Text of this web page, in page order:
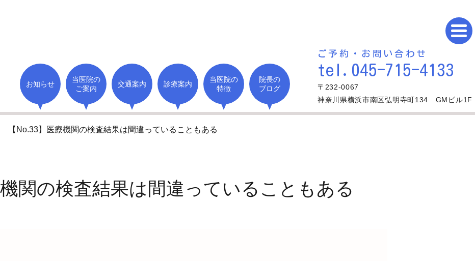
お知らせ
当医院の
ご案内
交通案内 診療案内
当医院の
特徴
院長の
ブログ
ご予約・お問い合わせ
tel.045-715-4133
〒232-0067
神奈川県横浜市南区弘明寺町134 GMビル1F
【No.33】医療機関の検査結果は間違っていることもある
関の検査結果は間違っていることもある